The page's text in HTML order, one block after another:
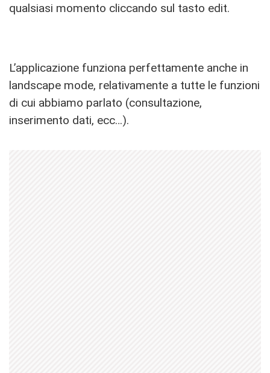
qualsiasi momento cliccando sul tasto edit.
L’applicazione funziona perfettamente anche in
landscape mode, relativamente a tutte le funzioni
di cui abbiamo parlato (consultazione,
inserimento dati, ecc…).